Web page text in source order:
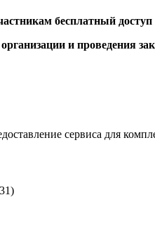
бесплатный
и проведения
сервиса для